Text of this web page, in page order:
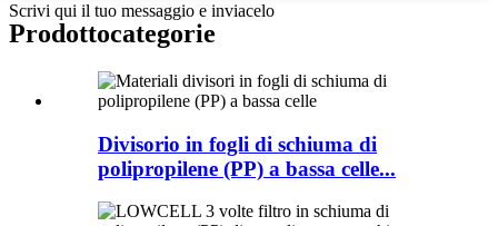
Scrivi qui il tuo messaggio e inviacelo
Prodottocategorie
Divisorio in fogli di schiuma di
polipropilene (PP) a bassa celle...